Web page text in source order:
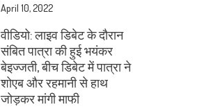
April 10, 2022
वीडियो: लाइव डिबेट के दौरान
संबित पात्रा की हुई भयंकर
बेइज्जती, बीच डिबेट में पात्रा ने
शोएब और रहमानी से हाथ
जोड़कर मांगी माफी